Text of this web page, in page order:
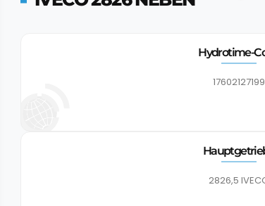
Hydrotime-
17602127199
2826,5